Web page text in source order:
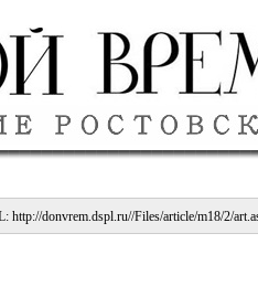
donvrem.dspl.ru//Files/article/m18/2/